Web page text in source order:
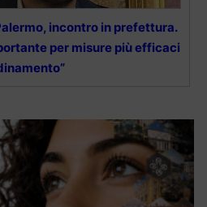
incontro in prefettura.
per misure più efficaci